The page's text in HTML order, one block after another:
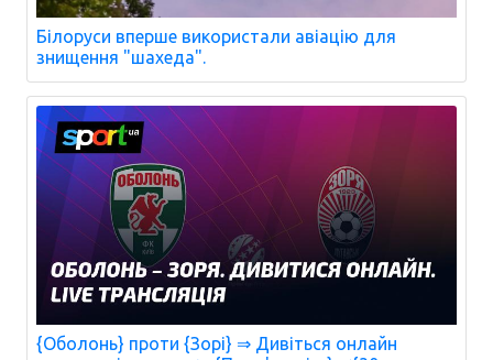
Білоруси вперше використали авіацію для
знищення "шахеда".
{Оболонь} проти {Зорі} ⇒ Дивіться онлайн